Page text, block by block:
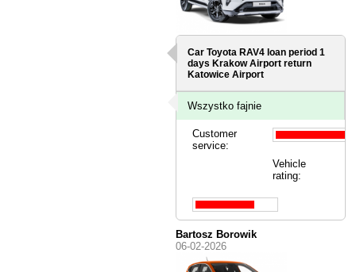
Car Toyota RAV4 loan period 1
days Krakow Airport return
Katowice Airport
Wszystko fajnie
Customer
service:
Vehicle
rating:
Bartosz Borowik
06-02-2026